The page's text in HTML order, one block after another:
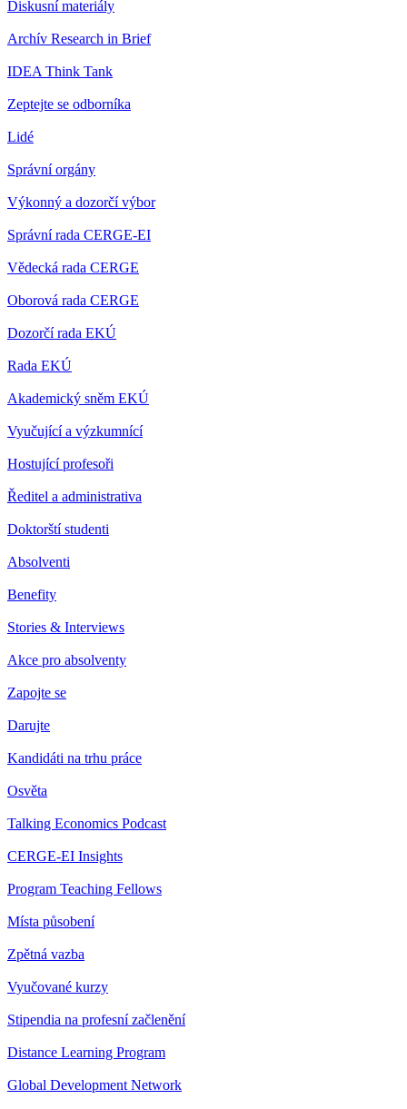
Diskusní materiály
Archív Research in Brief
IDEA Think Tank
Zeptejte se odborníka
Lidé
Správní orgány
Výkonný a dozorčí výbor
Správní rada CERGE-EI
Vědecká rada CERGE
Oborová rada CERGE
Dozorčí rada EKÚ
Rada EKÚ
Akademický sněm EKÚ
Vyučující a výzkumnící
Hostující profesoři
Ředitel a administrativa
Doktorští studenti
Absolventi
Benefity
Stories & Interviews
Akce pro absolventy
Zapojte se
Darujte
Kandidáti na trhu práce
Osvěta
Talking Economics Podcast
CERGE-EI Insights
Program Teaching Fellows
Místa působení
Zpětná vazba
Vyučované kurzy
Stipendia na profesní začlenění
Distance Learning Program
Global Development Network